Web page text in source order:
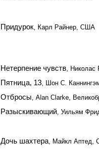
Придурок, Карл Райнер, США
Нетерпение чувств, Николас
Пятница, 13, Шон С.
Отбросы, Alan Clarke,
Разыскивающий, Уильям
Дочь шахтера, Майкл Аптед,